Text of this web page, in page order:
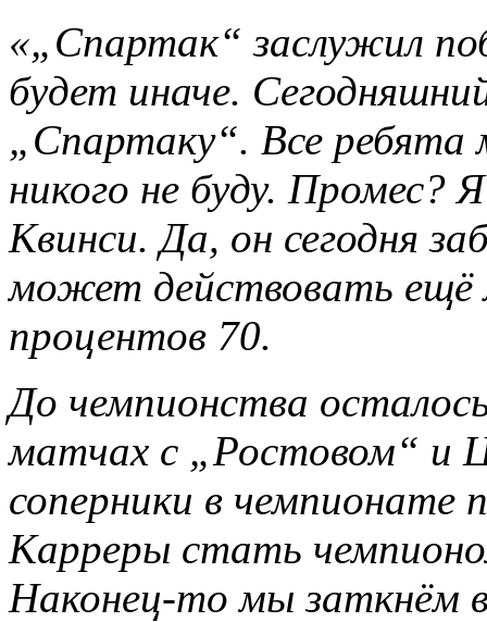
«„Спартак“ заслужил
будет иначе.
„Спартаку“. Все
никого не буду.
Квинси. Да, он сегодня
может действовать ещё
процентов 70.
До чемпионства
матчах с „Ростовом“ и
соперники в чемпионате
Карреры стать
Наконец-то мы заткнём